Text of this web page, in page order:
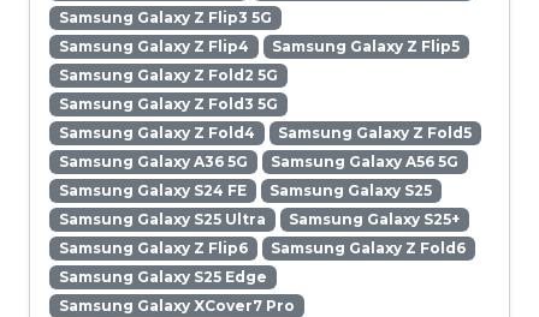
Samsung Galaxy Z Flip3 5G
Samsung Galaxy Z Flip4
Samsung Galaxy Z Flip5
Samsung Galaxy Z Fold2 5G
Samsung Galaxy Z Fold3 5G
Samsung Galaxy Z Fold4
Samsung Galaxy Z Fold5
Samsung Galaxy A36 5G
Samsung Galaxy A56 5G
Samsung Galaxy S24 FE
Samsung Galaxy S25
Samsung Galaxy S25 Ultra
Samsung Galaxy S25+
Samsung Galaxy Z Flip6
Samsung Galaxy Z Fold6
Samsung Galaxy S25 Edge
Samsung Galaxy XCover7 Pro